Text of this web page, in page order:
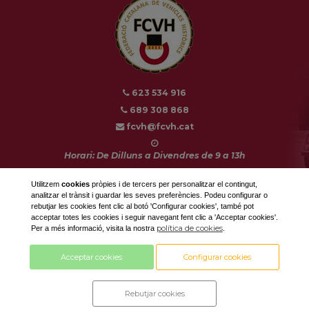
623 534 916
689 308 868
fcvh@fcvh.cat
Horari: De Dilluns a Divendres de 9 a 13h
Disseny i desenvolupament by
amb tecnologia
Utilitzem cookiespròpies i de tercers per personalitzar el contingut,
analitzar el trànsit i guardar les seves preferències. Podeu configurar o
rebutjar les cookies fent clic al botó 'Configurar cookies', també pot
acceptar totes les cookies i seguir navegant fent clic a 'Acceptar cookies'.
Per a més informació, visita la nostra política de cookies.
Acceptar cookies Configurar cookies
Rebutjar cookies